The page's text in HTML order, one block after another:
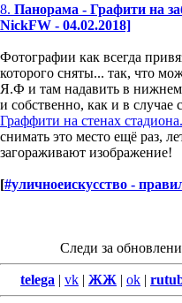
8. Панорама - Графити на
NickFW - 04.02.2018]
Фотографии как всегда
которого сняты... так, что
Я.Ф и там надавить в
и собственно, как и в
Граффити на стенах
снимать это место ещё раз,
загораживают изображение!
[#уличноеискусство -
Следи за
telega | vk | ЖЖ | ok |